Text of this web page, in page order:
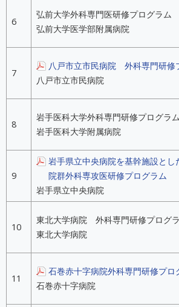
6
弘前大学外科専門医研修プログラム
弘前大学医学部附属病院
7
八戸市立市民病院 外科専門研修
八戸市立市民病院
8
岩手医科大学外科専門研修プログラム
岩手医科大学附属病院
9
岩手県立中央病院を基幹施設とし
院群外科専攻医研修プログラム
岩手県立中央病院
10
東北大学病院 外科専門研修プログ
東北大学病院
11
石巻赤十字病院外科専門研修プロ
石巻赤十字病院